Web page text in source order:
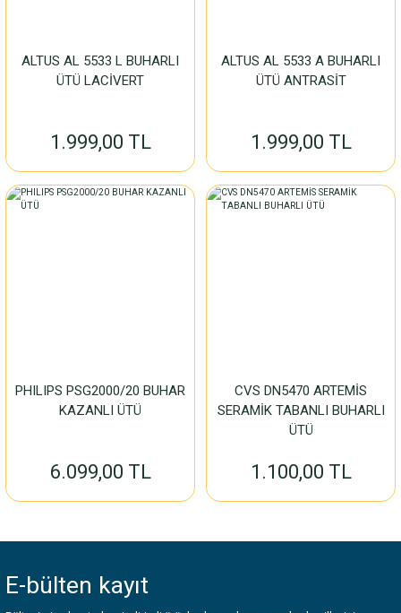
ALTUS AL 5533 L BUHARLI
ÜTÜ LACİVERT
1.999,00 TL
ALTUS AL 5533 A BUHARLI
ÜTÜ ANTRASİT
1.999,00 TL
PHILIPS PSG2000/20 BUHAR
KAZANLI ÜTÜ
6.099,00 TL
CVS DN5470 ARTEMİS
SERAMİK TABANLI BUHARLI
ÜTÜ
1.100,00 TL
E-bülten kayıt